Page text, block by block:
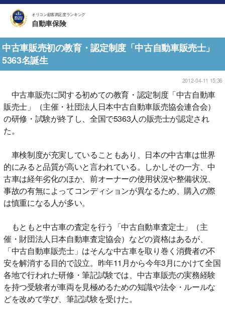
オリコン顧客満足度ランキング
自動車保険
中古車販売初の教育・認定制度「中古自動車販売士」
5363名誕生
2012-04-11 15:36
中古車販売に関する初めての教育・認定制度「中古自動車
販売士」（主催・社団法人日本中古自動車販売協会連合会）
の研修・試験が終了し、全国で5363人の販売士が認定され
た。
車検制度が充実していることもあり、日本の中古車は世界
的にみると品質が高いと言われている。しかしその一方、中
古車は経年劣化のほか、前オーナーの使用状況や整備状況、
事故の有無によってコンディションが異なるため、購入の際
は慎重になる人が多い。
もともと中古車の査定を行う「中古自動車査定士」（主
催・財団法人日本自動車査定協会）などの資格はあるが、
「中古自動車販売士」はそんな中古車を取り巻く消費者の不
安を解消する目的で設立。昨年11月から今年3月にかけて全国
各地で行われた研修・筆記試験では、中古車販売の実務経験
を持つ受験者が車両を見極めるための知識や法令・ルールな
どを改めて学び、筆記試験を受けた。